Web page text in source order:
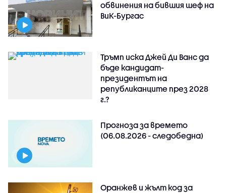
обвинения на бившия шеф на
ВиК-Бургас
Тръмп иска Джей Ди Ванс да
бъде кандидат-
президентът на
републиканците през 2028
г.?
Прогноза за времето
(06.08.2026 - следобедна)
Оранжев и жълт код за